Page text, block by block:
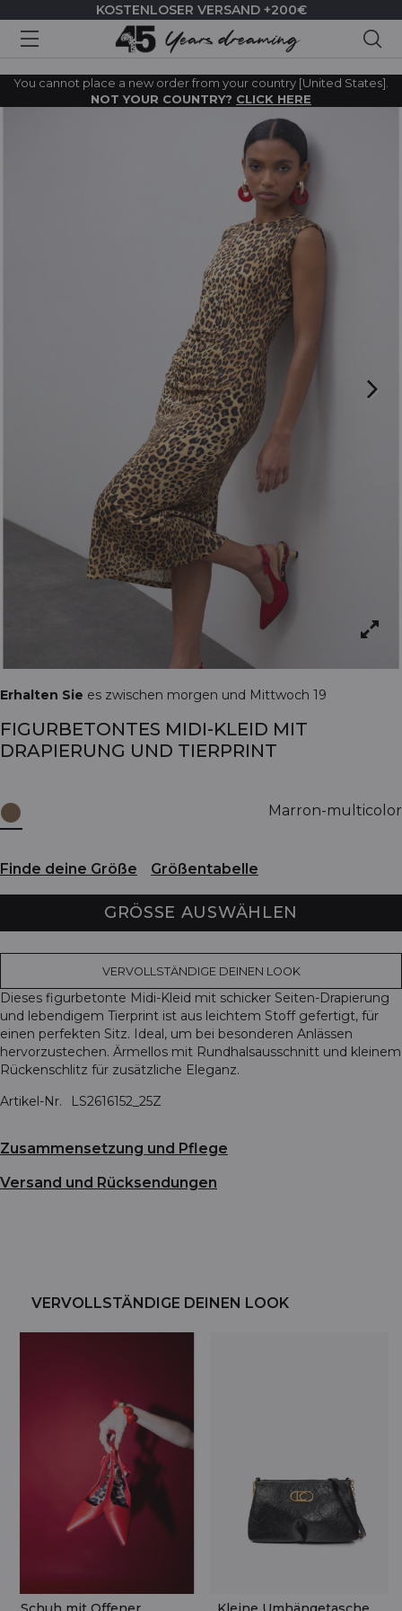
KOSTENLOSER VERSAND +200€
You cannot place a new order from your country [United States].
NOT YOUR COUNTRY? CLICK HERE
Erhalten Sie es zwischen morgen und Mittwoch 19
FIGURBETONTES MIDI-KLEID MIT
DRAPIERUNG UND TIERPRINT
Marron-multicolor
Finde deine Größe Größentabelle
GRÖSSE AUSWÄHLEN
VERVOLLSTÄNDIGE DEINEN LOOK
Dieses figurbetonte Midi-Kleid mit schicker Seiten-Drapierung
und lebendigem Tierprint ist aus leichtem Stoff gefertigt, für
einen perfekten Sitz. Ideal, um bei besonderen Anlässen
hervorzustechen. Ärmellos mit Rundhalsausschnitt und kleinem
Rückenschlitz für zusätzliche Eleganz.
Artikel-Nr.
LS2616152_25Z
Zusammensetzung und Pflege
Versand und Rücksendungen
VERVOLLSTÄNDIGE DEINEN LOOK